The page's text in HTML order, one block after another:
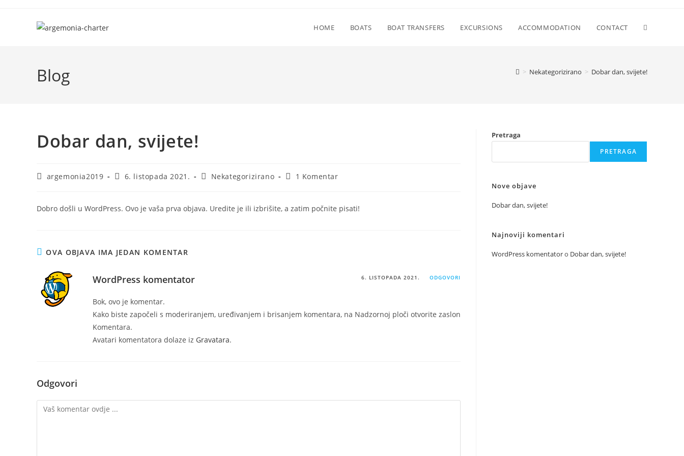
HOME BOATS BOAT TRANSFERS EXCURSIONS ACCOMMODATION CONTACT Uključi/
stranice
Blog > Nekategorizirano > Dobar dan, svijete!
Dobar dan, svijete!
Autorargemonia2019
Objava
6. listopada 2021.
Kategorija
Nekategorizirano
Komentari
1 Komentar
Dobro došli u WordPress. Ovo je vaša prva objava. Uredite je ili izbrišite, a zatim počnite pisati!
OVA OBJAVA IMA JEDAN KOMENTAR
WordPress komentator 6. LISTOPADA 2021. ODGOVORI
Bok, ovo je komentar.
Kako biste započeli s moderiranjem, uređivanjem i brisanjem komentara, na Nadzornoj ploči otvorite zaslon
Komentara.
Avatari komentatora dolaze iz Gravatara.
Odgovori
Komentar
Pretraga
PRETRAGA
Nove objave
Dobar dan, svijete!
Najnoviji komentari
WordPress komentatoro Dobar dan, svijete!